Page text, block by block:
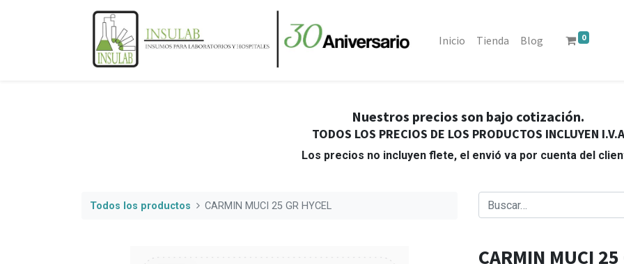
Inicio Tienda Blog 0
Nuestros precios son bajo cotización.
TODOS LOS PRECIOS DE LOS PRODUCTOS INCLUYEN I.V.A
Los precios no incluyen flete, el envió va por cuenta del
Todos los productos CARMIN MUCI 25 GR HYCEL
CARMIN MUCI 25